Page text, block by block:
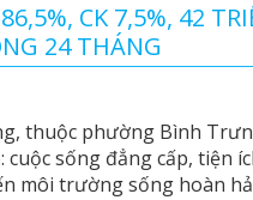
CK 7,5%, 42
24 THÁNG
thuộc phường Bình
cuộc sống đẳng cấp, tiện
môi trường sống hoàn